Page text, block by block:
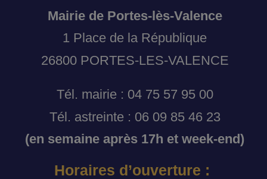
Mairie de Portes-lès-Valence
1 Place de la République
26800 PORTES-LES-VALENCE
Tél. mairie : 04 75 57 95 00
Tél. astreinte : 06 09 85 46 23
(en semaine après 17h et week-end)
Horaires d’ouverture :